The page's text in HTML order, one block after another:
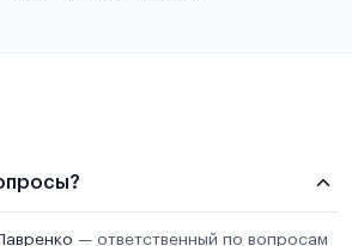
— ответственный по вопросам